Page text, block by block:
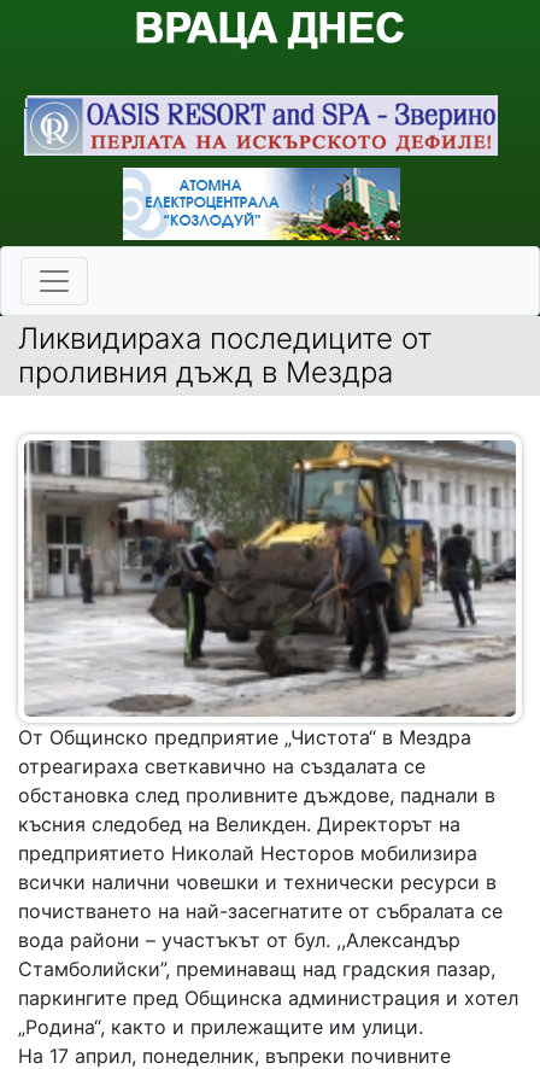
Ликвидираха последиците от
проливния дъжд в Мездра
От Общинско предприятие „Чистота“ в Мездра
отреагираха светкавично на създалата се
обстановка след проливните дъждове, паднали в
късния следобед на Великден. Директорът на
предприятието Николай Несторов мобилизира
всички налични човешки и технически ресурси в
почистването на най-засегнатите от събралата се
вода райони – участъкът от бул. ,,Александър
Стамболийски”, преминаващ над градския пазар,
паркингите пред Общинска администрация и хотел
„Родина“, както и прилежащите им улици.
На 17 април, понеделник, въпреки почивните